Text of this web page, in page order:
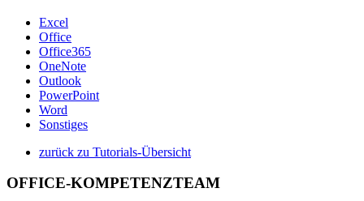
Excel
Office
Office365
OneNote
Outlook
PowerPoint
Word
Sonstiges
zurück zu Tutorials-Übersicht
OFFICE-KOMPETENZTEAM